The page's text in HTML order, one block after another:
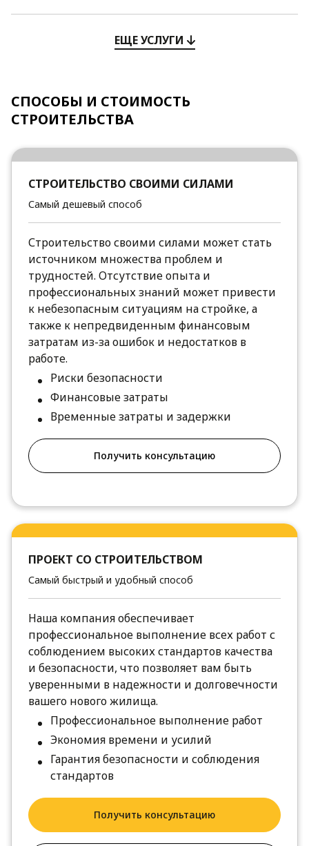
ЕЩЕ УСЛУГИ
СПОСОБЫ И СТОИМОСТЬ
СТРОИТЕЛЬСТВА
СТРОИТЕЛЬСТВО СВОИМИ СИЛАМИ
Самый дешевый способ
Строительство своими силами может стать
источником множества проблем и
трудностей. Отсутствие опыта и
профессиональных знаний может привести
к небезопасным ситуациям на стройке, а
также к непредвиденным финансовым
затратам из-за ошибок и недостатков в
работе.
Риски безопасности
Финансовые затраты
Временные затраты и задержки
Получить консультацию
ПРОЕКТ СО СТРОИТЕЛЬСТВОМ
Самый быстрый и удобный способ
Наша компания обеспечивает
профессиональное выполнение всех работ с
соблюдением высоких стандартов качества
и безопасности, что позволяет вам быть
уверенными в надежности и долговечности
вашего нового жилища.
Профессиональное выполнение работ
Экономия времени и усилий
Гарантия безопасности и соблюдения
стандартов
Получить консультацию